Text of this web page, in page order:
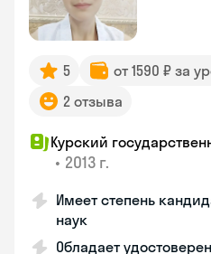
5 от 1590 ₽ за
2 отзыва
Курский
• 2013 г.
Имеет степень
наук
Обладает